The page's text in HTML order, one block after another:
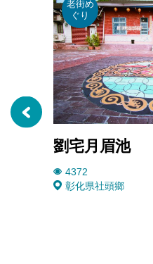
老街め
ぐり
劉宅月眉池
4372
彰化県社頭鄉